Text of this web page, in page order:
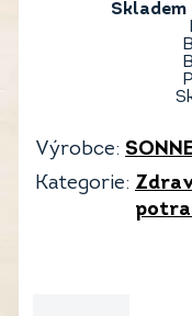
Výrobce:
Kategorie: